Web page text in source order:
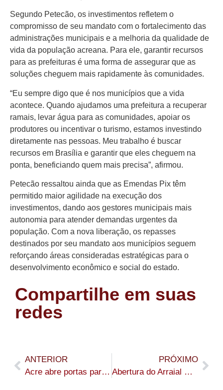
Segundo Petecão, os investimentos refletem o
compromisso de seu mandato com o fortalecimento das
administrações municipais e a melhoria da qualidade de
vida da população acreana. Para ele, garantir recursos
para as prefeituras é uma forma de assegurar que as
soluções cheguem mais rapidamente às comunidades.
“Eu sempre digo que é nos municípios que a vida
acontece. Quando ajudamos uma prefeitura a recuperar
ramais, levar água para as comunidades, apoiar os
produtores ou incentivar o turismo, estamos investindo
diretamente nas pessoas. Meu trabalho é buscar
recursos em Brasília e garantir que eles cheguem na
ponta, beneficiando quem mais precisa”, afirmou.
Petecão ressaltou ainda que as Emendas Pix têm
permitido maior agilidade na execução dos
investimentos, dando aos gestores municipais mais
autonomia para atender demandas urgentes da
população. Com a nova liberação, os repasses
destinados por seu mandato aos municípios seguem
reforçando áreas consideradas estratégicas para o
desenvolvimento econômico e social do estado.
Compartilhe em suas
redes
ANTERIOR
Acre abre portas para encontro binacional para debater políticas migratórias e fortalece cooperação na fronteira entre Brasil e Bolívia
PRÓXIMO
Abertura do Arraial Cultural 2026 destaca concursos, quadrilhas, cultura popular e expectativa de movimentar a Gameleira até domingo